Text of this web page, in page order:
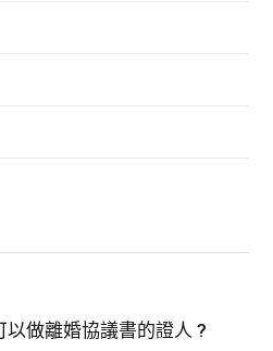
以做離婚協議書的證人 ?